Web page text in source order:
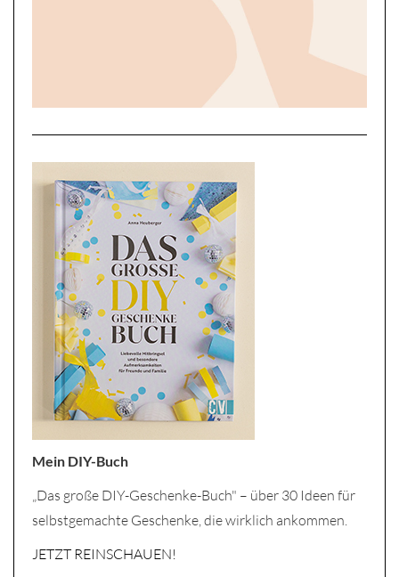
Mein DIY-Buch
„Das große DIY-Geschenke-Buch" – über 30 Ideen für
selbstgemachte Geschenke, die wirklich ankommen.
JETZT REINSCHAUEN!